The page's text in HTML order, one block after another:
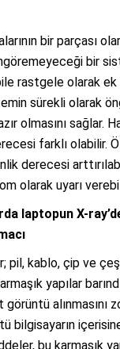
bir parçası
bir
rastgele olarak
sürekli olarak
olmasını sağlar.
farklı olabilir.
derecesi
olarak uyarı
laptopun X-
pil, kablo, çip ve
yapılar
görüntü alınmasını
bilgisayarın
bu karmaşık